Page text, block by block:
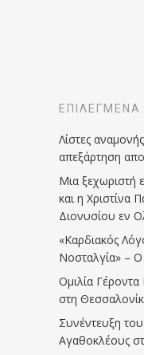
Λίστες
απεξάρτηση
Μια ξεχωριστή
και η Χριστίνα
Διονυσίου εν
«Καρδιακός
Νοσταλγία» – Ο
Ομιλία
στη
Συνέντευξη
Αγαθοκλέους